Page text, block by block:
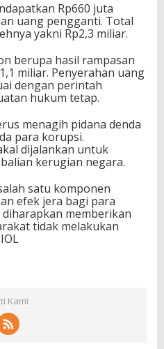
Rp660 juta
uang pengganti. Total
yakni Rp2,3 miliar.
berupa hasil rampasan
miliar. Penyerahan uang
dengan perintah
hukum tetap.
menagih pidana denda
para korupsi.
dijalankan untuk
kerugian negara.
satu komponen
efek jera bagi para
memberikan
tidak melakukan
Kami